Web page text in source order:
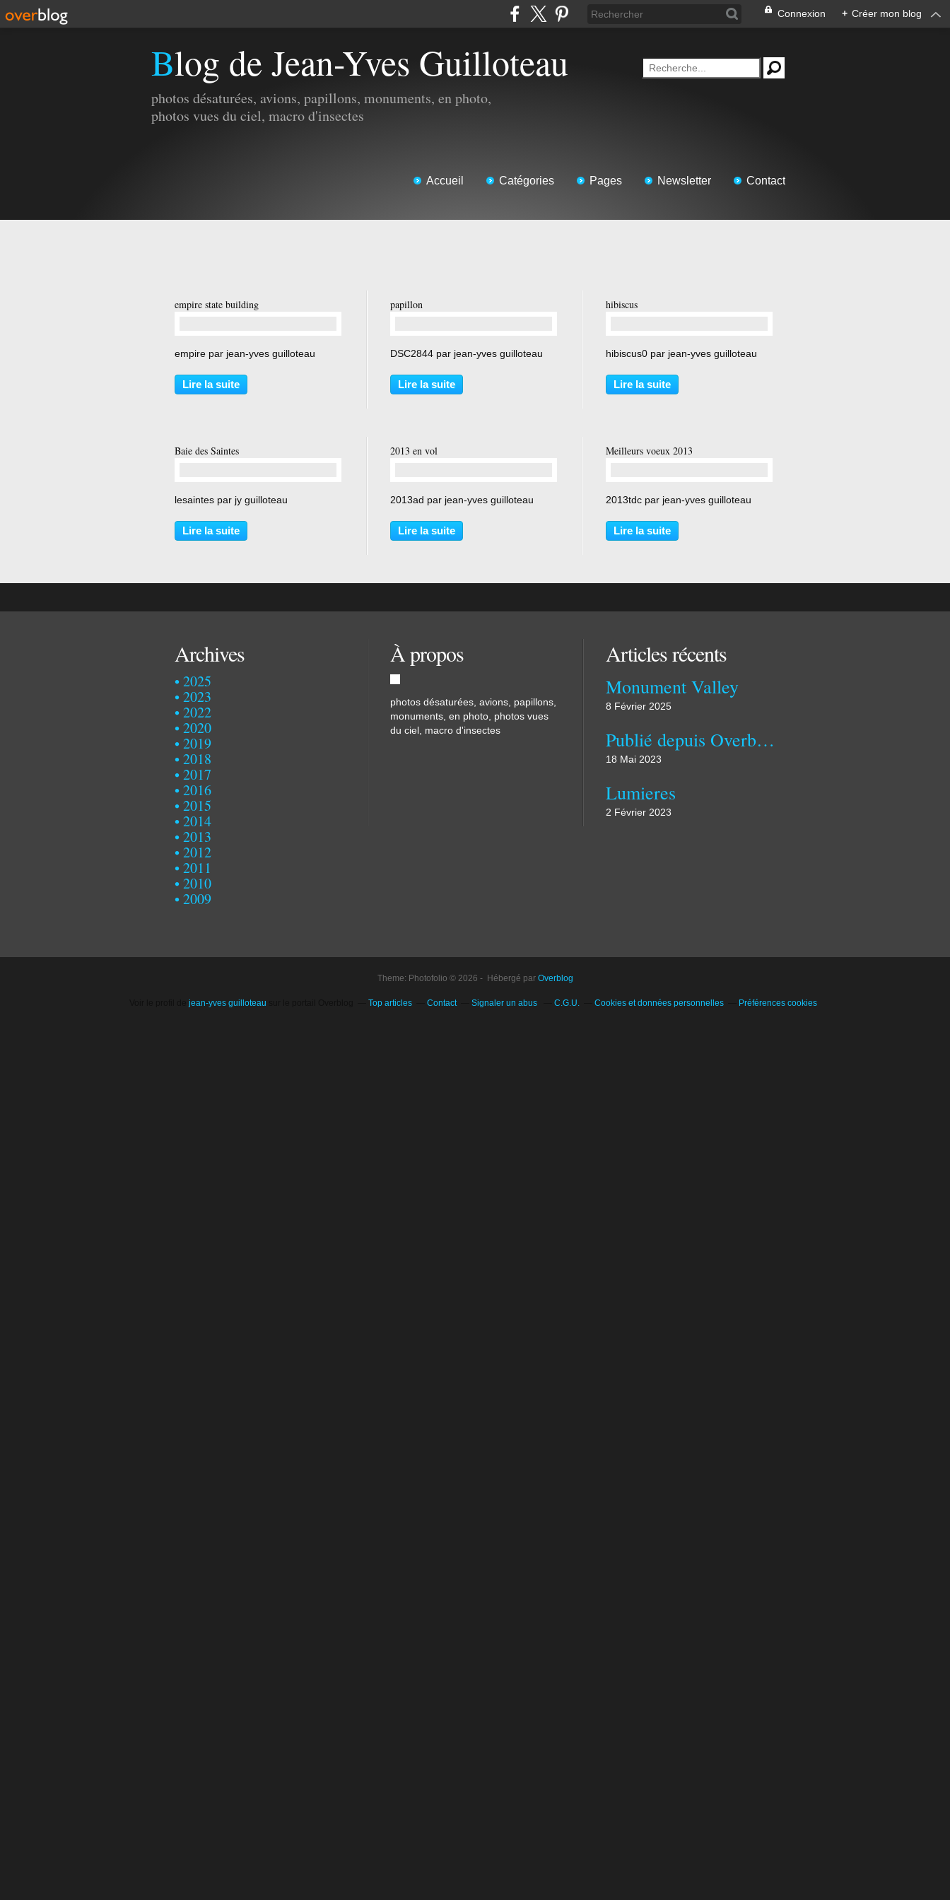
Connexion + Créer mon blog
Blog de Jean-Yves Guilloteau
photos désaturées, avions, papillons, monuments, en photo,
photos vues du ciel, macro d'insectes
Accueil Catégories Pages Newsletter Contact
empire state building
empire par jean-yves guilloteau
Lire la suite
papillon
DSC2844 par jean-yves guilloteau
Lire la suite
hibiscus
hibiscus0 par jean-yves guilloteau
Lire la suite
Baie des Saintes
lesaintes par jy guilloteau
Lire la suite
2013 en vol
2013ad par jean-yves guilloteau
Lire la suite
Meilleurs voeux 2013
2013tdc par jean-yves guilloteau
Lire la suite
Archives
2025
2023
2022
2020
2019
2018
2017
2016
2015
2014
2013
2012
2011
2010
2009
À propos
photos désaturées, avions, papillons,
monuments, en photo, photos vues
du ciel, macro d'insectes
Articles récents
Monument Valley
8 Février 2025
Publié depuis Overblog
18 Mai 2023
Lumieres
2 Février 2023
Theme: Photofolio © 2026 - Hébergé par Overblog
jean-yves guilloteau Top articles Contact Signaler un abus C.G.U. Cookies et données personnelles Préférences cookies